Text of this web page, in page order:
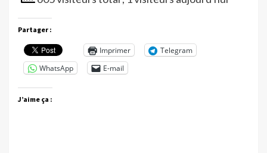
Partager :
Imprimer
Telegram
WhatsApp
E-mail
J’aime ça :